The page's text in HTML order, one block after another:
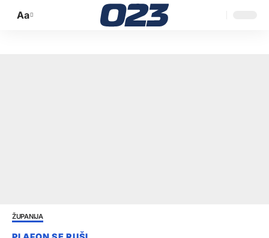
Promijeni
Aa
ŽUPANIJA